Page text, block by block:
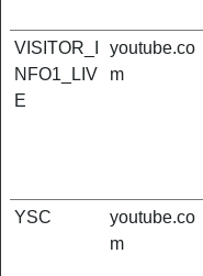
VISITOR_I
NFO1_LIV
E
youtube.co
m
YSC
youtube.co
m